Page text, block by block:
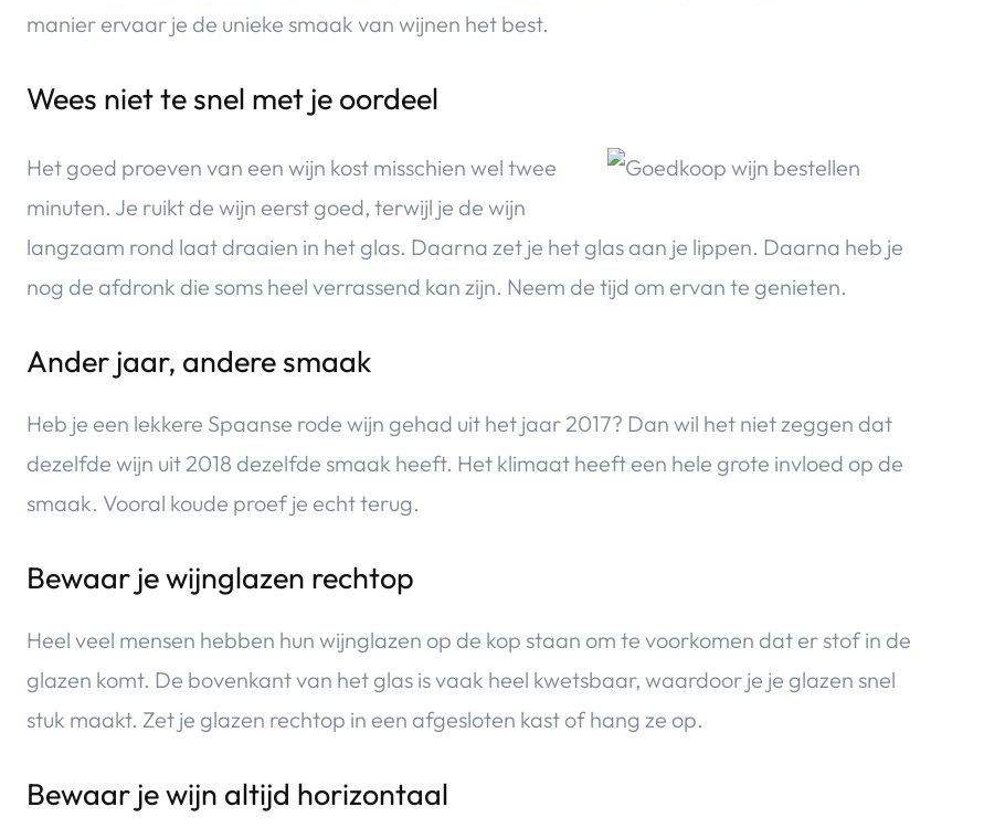
manier ervaar je de unieke smaak van wijnen het best.
Wees niet te snel met je oordeel
Het goed proeven van een wijn kost misschien wel twee
minuten. Je ruikt de wijn eerst goed, terwijl je de wijn
langzaam rond laat draaien in het glas. Daarna zet je het glas aan je lippen. Daarna heb je
nog de afdronk die soms heel verrassend kan zijn. Neem de tijd om ervan te genieten.
Ander jaar, andere smaak
Heb je een lekkere Spaanse rode wijn gehad uit het jaar 2017? Dan wil het niet zeggen dat
dezelfde wijn uit 2018 dezelfde smaak heeft. Het klimaat heeft een hele grote invloed op de
smaak. Vooral koude proef je echt terug.
Bewaar je wijnglazen rechtop
Heel veel mensen hebben hun wijnglazen op de kop staan om te voorkomen dat er stof in de
glazen komt. De bovenkant van het glas is vaak heel kwetsbaar, waardoor je je glazen snel
stuk maakt. Zet je glazen rechtop in een afgesloten kast of hang ze op.
Bewaar je wijn altijd horizontaal